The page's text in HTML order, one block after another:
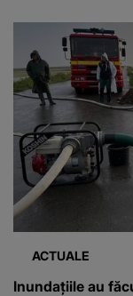
ACTUALE
Inundațiile au